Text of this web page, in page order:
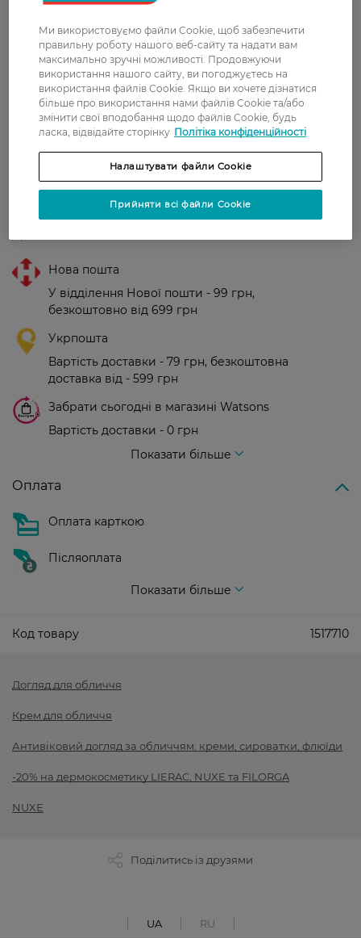
Країна-виробник:Франція
Рейтинг та відгуки
0 0 відгуків
Нова пошта
У відділення Нової пошти - 99 грн,
безкоштовно від 699 грн
Укрпошта
Вартість доставки - 79 грн, безкоштовна
доставка від - 599 грн
Забрати сьогодні в магазині Watsons
Вартість доставки - 0 грн
Показати більше
Оплата
Оплата карткою
Післяоплата
Показати більше
Код товару 1517710
Догляд для обличчя
Крем для обличчя
Антивіковий догляд за обличчям: креми, сироватки, флюїди
-20% на дермокосметику LIERAC, NUXE та FILORGA
NUXE
Поділитись із друзями
UA RU
Ми використовуємо файли Cookie, щоб забезпечити
правильну роботу нашого веб-сайту та надати вам
максимально зручні можливості. Продовжуючи
використання нашого сайту, ви погоджуєтесь на
використання файлів Cookie. Якщо ви хочете дізнатися
більше про використання нами файлів Cookie та/або
змінити свої вподобання щодо файлів Cookie, будь
ласка, відвідайте сторінку Політіка конфіденційності
Налаштувати файли Cookie
Прийняти всі файли Cookie